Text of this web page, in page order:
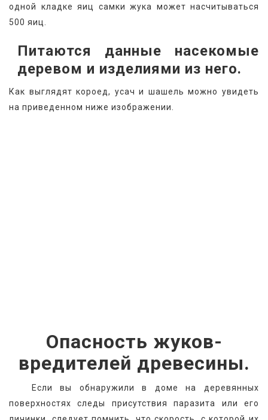
одной кладке яиц самки жука может насчитываться
500 яиц.
Питаются данные насекомые
деревом и изделиями из него.
Как выглядят короед, усач и шашель можно увидеть
на приведенном ниже изображении.
Опасность жуков-
вредителей древесины.
Если вы обнаружили в доме на деревянных
поверхностях следы присутствия паразита или его